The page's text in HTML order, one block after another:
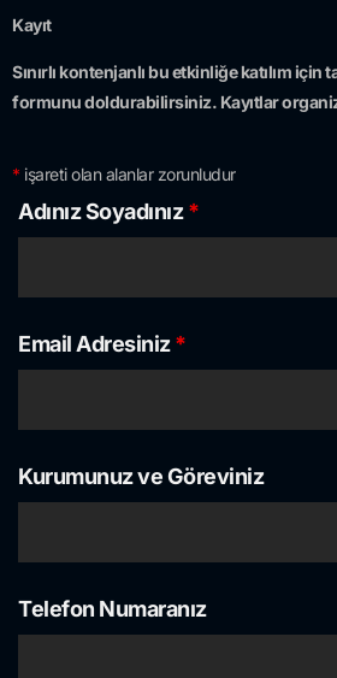
Kayıt
Sınırlı kontenjanlı bu etkinliğe katılım için
formunu doldurabilirsiniz. Kayıtlar
* işareti olan alanlar zorunludur
Adınız Soyadınız*
Email Adresiniz*
Kurumunuz ve Göreviniz
Telefon Numaranız